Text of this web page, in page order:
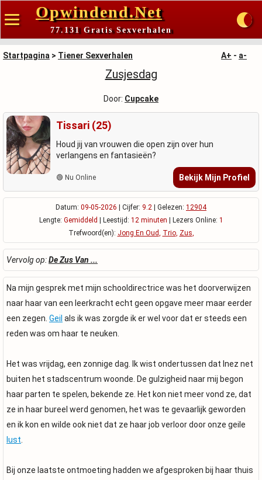
Opwindend.Net
77.131 Gratis Sexverhalen
Startpagina > Tiener Sexverhalen A+ - a-
Zusjesdag
Door: Cupcake
Tissari (25)
Houd jij van vrouwen die open zijn over hun
verlangens en fantasieën?
🟢 Nu Online Bekijk Mijn Profiel
Datum: 09-05-2026 | Cijfer: 9.2 | Gelezen: 12904
Lengte: Gemiddeld | Leestijd: 12 minuten | Lezers Online: 1
Trefwoord(en): Jong En Oud, Trio, Zus,
Vervolg op:De Zus Van ...
Na mijn gesprek met mijn schooldirectrice was het doorverwijzen
naar haar van een leerkracht echt geen opgave meer maar eerder
een zegen. Geil als ik was zorgde ik er wel voor dat er steeds een
reden was om haar te neuken.
Het was vrijdag, een zonnige dag. Ik wist ondertussen dat Inez net
buiten het stadscentrum woonde. De gulzigheid naar mij begon
haar parten te spelen, bekende ze. Het kon niet meer vond ze, dat
ze in haar bureel werd genomen, het was te gevaarlijk geworden
en ik kon en wilde ook niet dat ze haar job verloor door onze geile
lust
Bij onze laatste ontmoeting hadden we afgesproken bij haar thuis